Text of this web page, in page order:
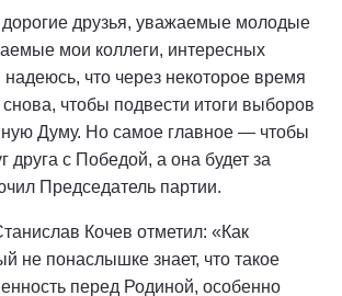
друзья, уважаемые молодые
мои коллеги, интересных
надеюсь, что через некоторое время
чтобы подвести итоги выборов
Думу. Но самое главное — чтобы
друга с Победой, а она будет за
Председатель партии.
Кочев отметил: «Как
не понаслышке знает, что такое
перед Родиной, особенно